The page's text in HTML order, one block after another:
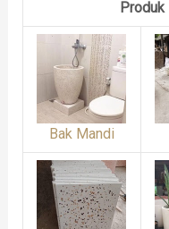
Bak Mandi